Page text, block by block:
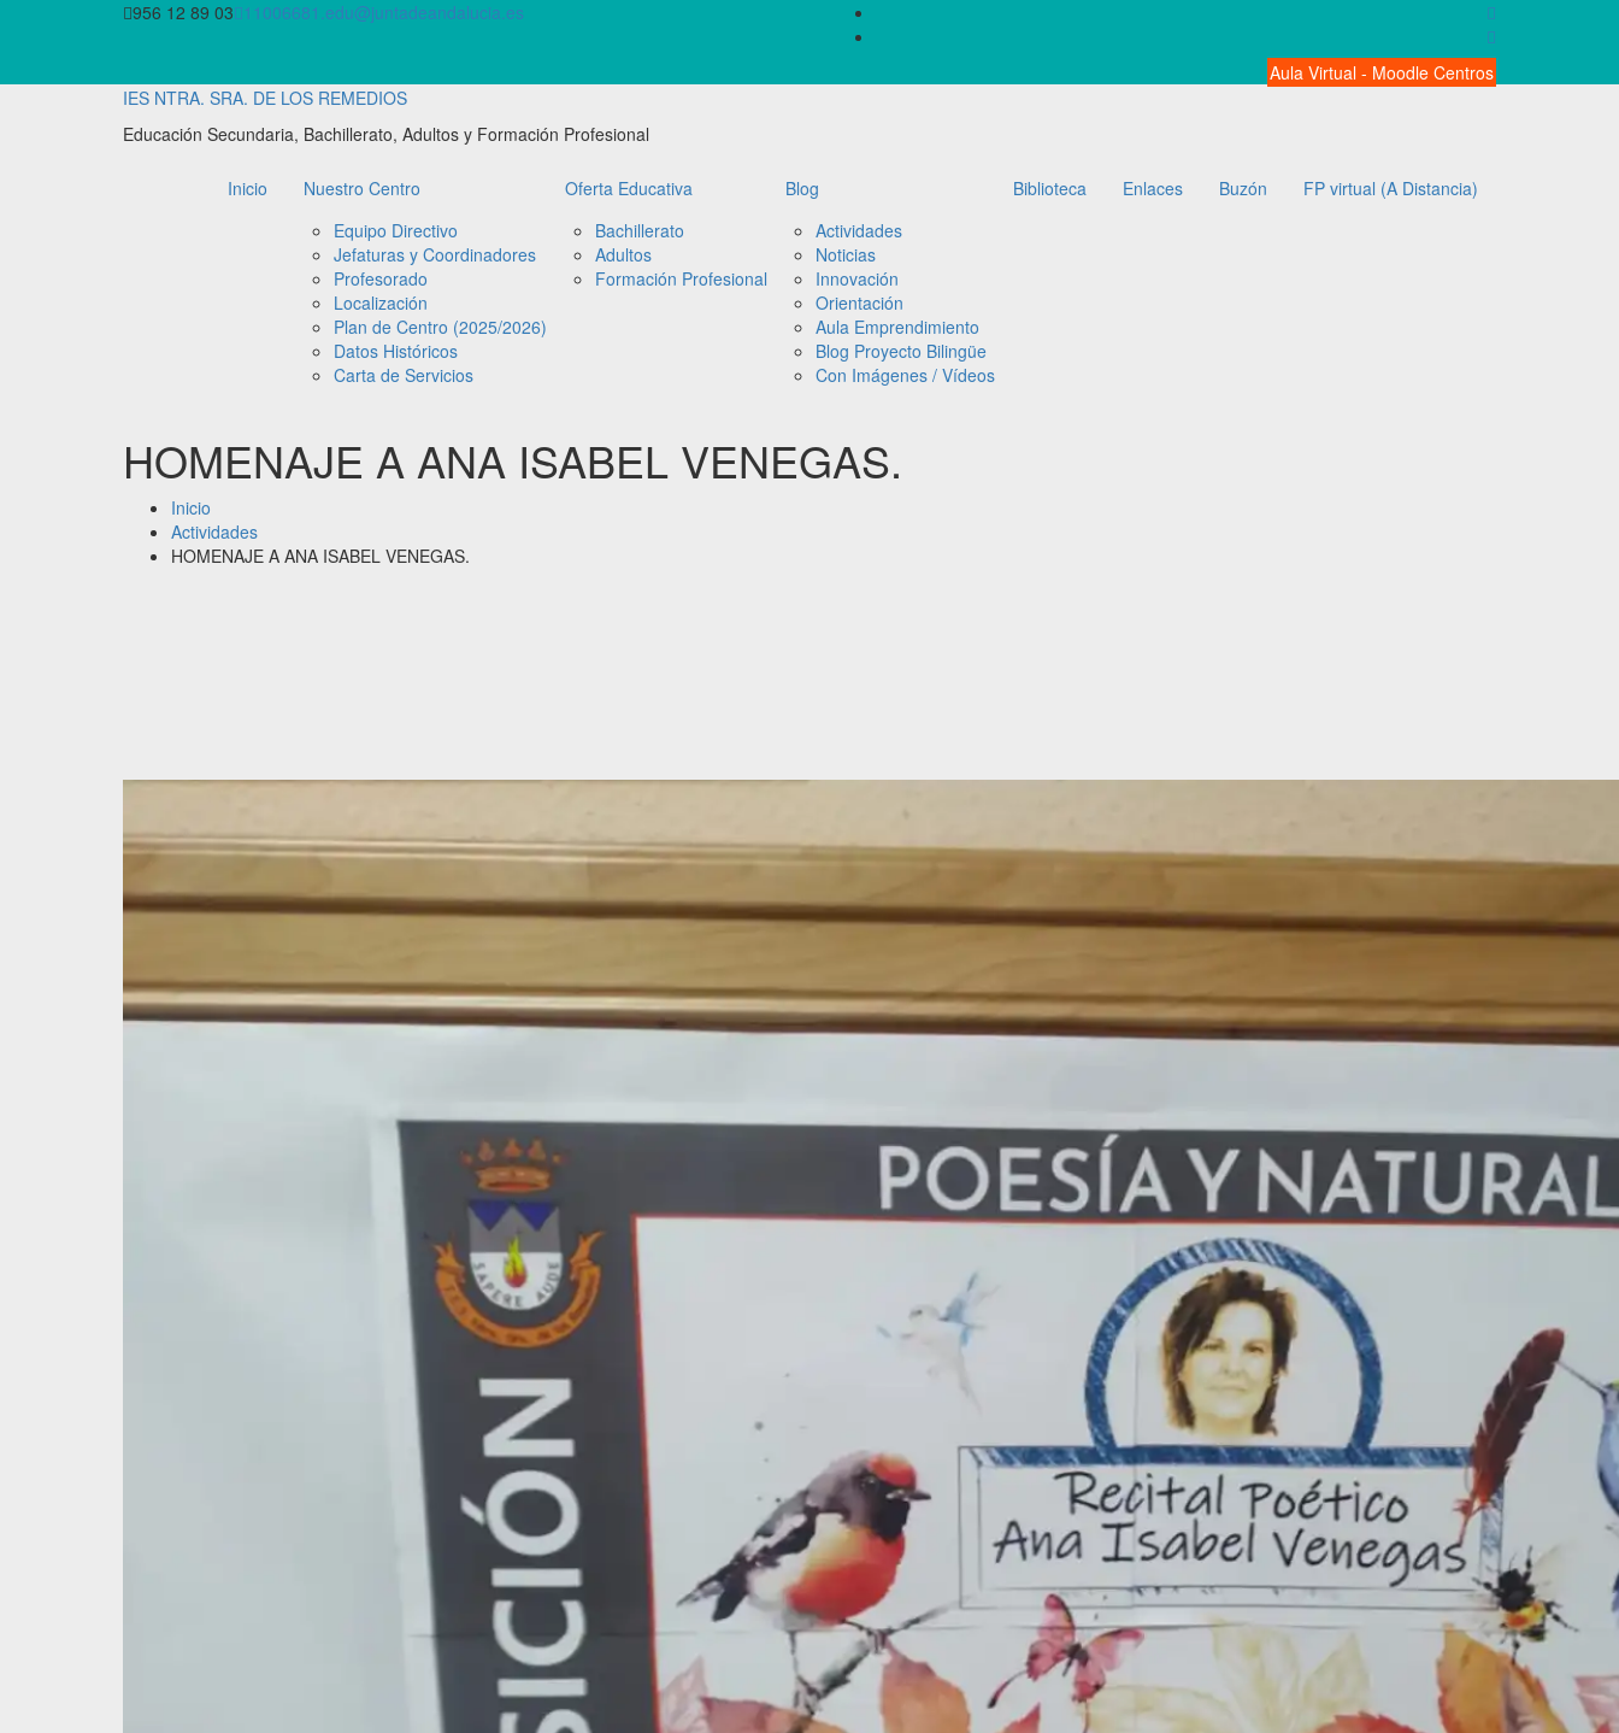
956 12 89 03 11006681.edu@juntadeandalucia.es
Aula Virtual - Moodle Centros
IES NTRA. SRA. DE LOS REMEDIOS
Educación Secundaria, Bachillerato, Adultos y Formación Profesional
Inicio
Nuestro Centro
Equipo Directivo
Jefaturas y Coordinadores
Profesorado
Localización
Plan de Centro (2025/2026)
Datos Históricos
Carta de Servicios
Oferta Educativa
Bachillerato
Adultos
Formación Profesional
Blog
Actividades
Noticias
Innovación
Orientación
Aula Emprendimiento
Blog Proyecto Bilingüe
Con Imágenes / Vídeos
Biblioteca Enlaces Buzón FP virtual (A Distancia)
HOMENAJE A ANA ISABEL VENEGAS.
Inicio
Actividades
HOMENAJE A ANA ISABEL VENEGAS.